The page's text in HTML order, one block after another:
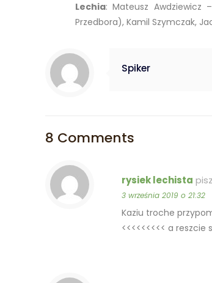
Lechia: Mateusz Awdziewicz
Przedbora), Kamil Szymczak,
Spiker
8 Comments
rysiek lechista
3 września 2019 o 21:32
Kaziu troche
<<<<<<<<< a